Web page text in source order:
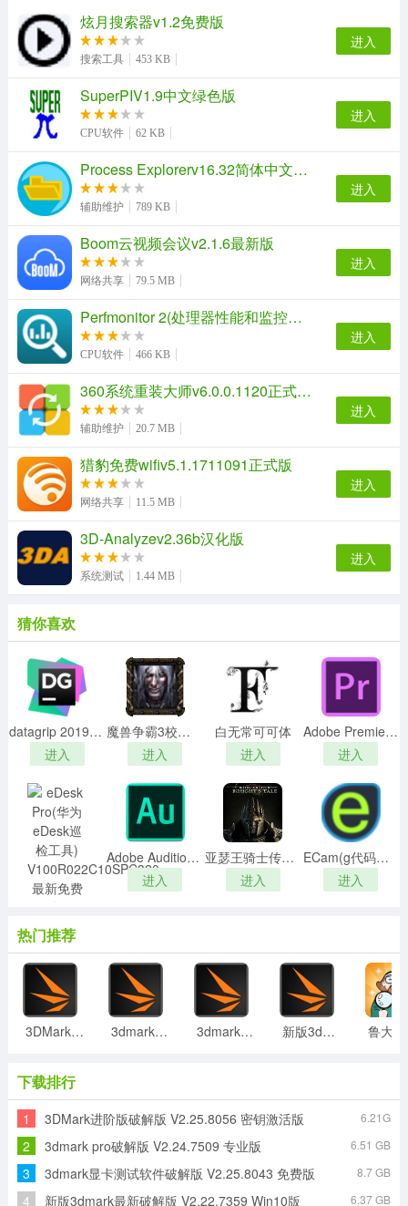
3、也可以查看授权类型、授权通道、Part Number、可用
次数
5、支持Other Keys、Retail License
6、支持Win 10 RTM Professional Retail、KMS License
1、核对密钥的信息（PID和激活计数）,可批量进行
2、对收集来的密钥进行测试有效性，建立密钥库
4、检查许可证信息。
5、检查零售及MAK密钥是否可以用于电话激活
支持产品
Windows Vista / Server 2008
Windows 7 / Server 2008 R2
Windows 7 PosReady
Windows 8.1 / Server 2012 R2
Windows 10
Office 2010 / 2013 / 2016
使用教程
1、双击PIDKey.exe即可启动。
2、支持一次性从剪贴板添加单个或多个key，复制key后
在key文本框处单击鼠标即自动读取剪贴板中的key，再点
击GO!就开始校验、添加。
3、校验密钥时会尝试所有的密钥校验文件，从列表中的第
一个开始，知道找到正确的密钥信息。
4、软件中存在一些常见的密钥校验文件，你也可以自定义
自己的密钥校验文件。如果你把你的密钥校验文件放到本
改程序放到哪儿都可以调用它。
5、如果选择了自定义密钥校验文件，删除按钮将被激活。
6、可从文件中检查密钥信息，可以从任何文本格式的文件
中正确读取密钥并添加，即使文件中包含无关信息。
7、在激活备份文件夹中，Activation_Restore.cmd文件被
更新日志
1、修复Bug
2、对部分功能进行全面优化
炫月搜索器v1.2免费版
搜索工具 453 KB
进入
SuperPIV1.9中文绿色版
CPU软件 62 KB
进入
Process Explorerv16.32简体中文汉化版
辅助维护 789 KB
进入
Boom云视频会议v2.1.6最新版
网络共享 79.5 MB
进入
Perfmonitor 2(处理器性能和监控工具)v2.2汉化绿色版
CPU软件 466 KB
进入
360系统重装大师v6.0.0.1120正式官方版
辅助维护 20.7 MB
进入
猎豹免费wifiv5.1.1711091正式版
网络共享 11.5 MB
进入
3D-Analyzev2.36b汉化版
系统测试 1.44 MB
进入
猜你喜欢
datagrip 2019注册码(附激活教程)
进入
魔兽争霸3校园修神录 V7.7 绿色免费版
进入
白无常可可体
进入
Adobe Premiere Pro CS6绿色中文版
进入
进入
Adobe Audition CC 2018中文破解版
进入
亚瑟王骑士传说汉化补丁v1.1绿色版
进入
ECam(g代码生成工具)v3.3.0.159中文破解版(含注册机)
进入
热门推荐
3DMark进阶版破解版 V2.25.8056 密钥激活版 3dmark pro破解版 V2.24.7509 专业版 3dmark显卡测试软件破解版 V2.25.8043 免费版 新版3dmark最新破解版 V2.22.7359 Win10版
下载排行
1 3DMark进阶版破解版 V2.25.8056 密钥激活版 6.21G
2 3dmark pro破解版 V2.24.7509 专业版 6.51 GB
3 3dmark显卡测试软件破解版 V2.25.8043 免费版 8.7 GB
4 新版3dmark最新破解版 V2.22.7359 Win10版 6.37 GB